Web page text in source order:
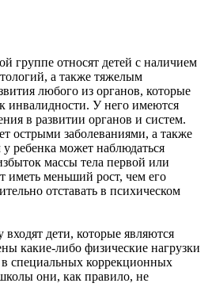
группе относят детей с наличием
а также тяжелым
любого из органов, которые
инвалидности. У него имеются
в развитии органов и систем.
острыми заболеваниями, а также
ребенка может наблюдаться
массы тела первой или
иметь меньший рост, чем его
отставать в психическом
дети, которые являются
какие-либо физические нагрузки
специальных коррекционных
они, как правило, не